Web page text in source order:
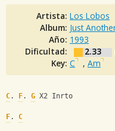
Artista: Los Lobos
Album: Just
Año: 1993
Dificultad:
2.33
Key: C , Am
C. F. G X2 Inrto
F. C